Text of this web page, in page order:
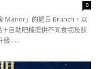
0
Manor」的週日 Brunch，以
自助吧檯提供不同食物及飲
......